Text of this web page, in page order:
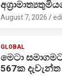
August 7, 2026
GLOBAL
මෙටා
567ක